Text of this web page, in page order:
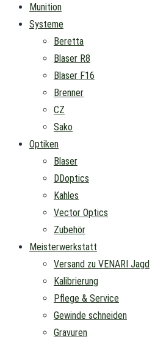
Munition
Systeme
Beretta
Blaser R8
Blaser F16
Brenner
CZ
Sako
Optiken
Blaser
DDoptics
Kahles
Vector Optics
Zubehör
Meisterwerkstatt
Versand zu VENARI Jagd
Kalibrierung
Pflege & Service
Gewinde schneiden
Gravuren